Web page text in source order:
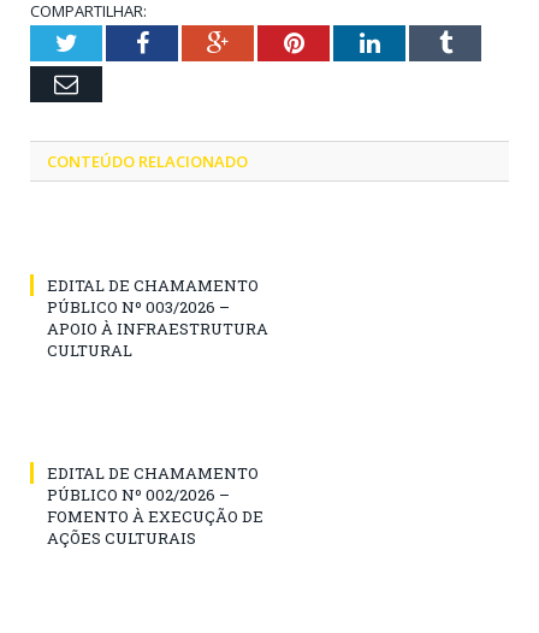
COMPARTILHAR:
TwitterFacebookGoogle+PinterestLinkedInTumblr
Email
CONTEÚDO RELACIONADO
EDITAL DE CHAMAMENTO
PÚBLICO Nº 003/2026 –
APOIO À INFRAESTRUTURA
CULTURAL
EDITAL DE CHAMAMENTO
PÚBLICO Nº 002/2026 –
FOMENTO À EXECUÇÃO DE
AÇÕES CULTURAIS